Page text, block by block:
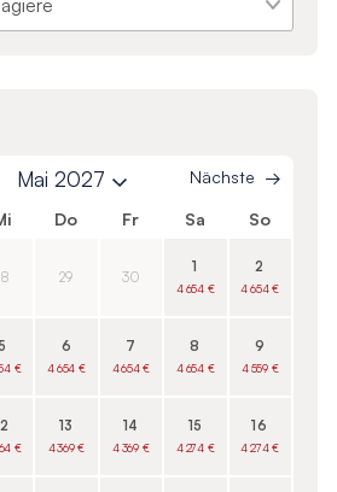
Mai 2027 Nächste
Do Fr Sa So
29 30
1
4 654 €
2
4 654 €
€
6
4 654 €
7
4 654 €
8
4 654 €
9
4 559 €
€
13
4 369 €
14
4 369 €
15
4 274 €
16
4 274 €